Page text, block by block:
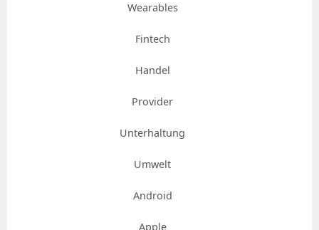
Wearables
Fintech
Handel
Provider
Unterhaltung
Umwelt
Android
Apple